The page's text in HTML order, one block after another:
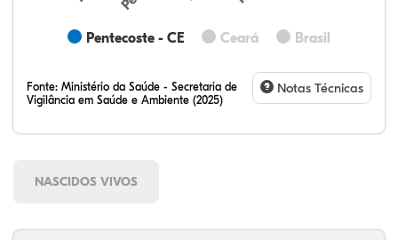
Pentecoste - CE Ceará Brasil
Fonte: Ministério da Saúde - Secretaria de
Vigilância em Saúde e Ambiente (2025)
Notas Técnicas
NASCIDOS VIVOS